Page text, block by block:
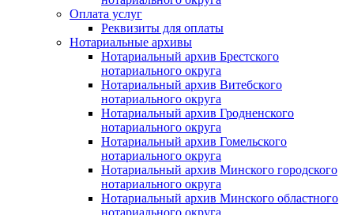
Оплата услуг
Реквизиты для оплаты
Нотариальные архивы
Нотариальный архив Брестского
нотариального округа
Нотариальный архив Витебского
нотариального округа
Нотариальный архив Гродненского
нотариального округа
Нотариальный архив Гомельского
нотариального округа
Нотариальный архив Минского городского
нотариального округа
Нотариальный архив Минского областного
нотариального округа